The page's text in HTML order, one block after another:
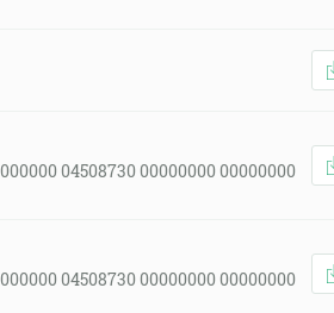
04508730 00000000 00000000
04508730 00000000 00000000